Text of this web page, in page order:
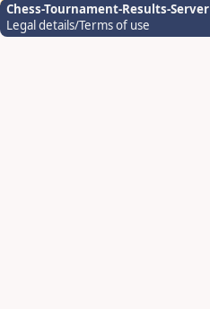
Chess-Tournament-Results-Server
Legal details/Terms of use